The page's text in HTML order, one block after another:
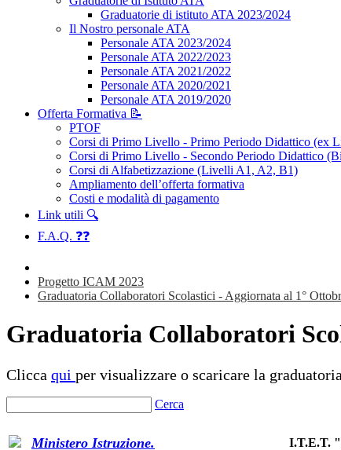
Graduatorie di istituto ATA 2023/2024
Il Nostro personale ATA
Personale ATA 2023/2024
Personale ATA 2022/2023
Personale ATA 2021/2022
Personale ATA 2020/2021
Personale ATA 2019/2020
Offerta Formativa 📝
PTOF
Corsi di Primo Livello - Primo Periodo Didattico (ex
Corsi di Primo Livello - Secondo Periodo Didattico
Corsi di Alfabetizzazione (Livelli A1, A2, B1)
Ampliamento dell’offerta formativa
Costi e modalità di pagamento
Link utili 🔍
F.A.Q. ❓❓
Progetto ICAM 2023
Graduatoria Collaboratori Scolastici - Aggiornata al 1°
Graduatoria Collaboratori
Clicca qui per visualizzare o scaricare la
Cerca
I.T.E.T.